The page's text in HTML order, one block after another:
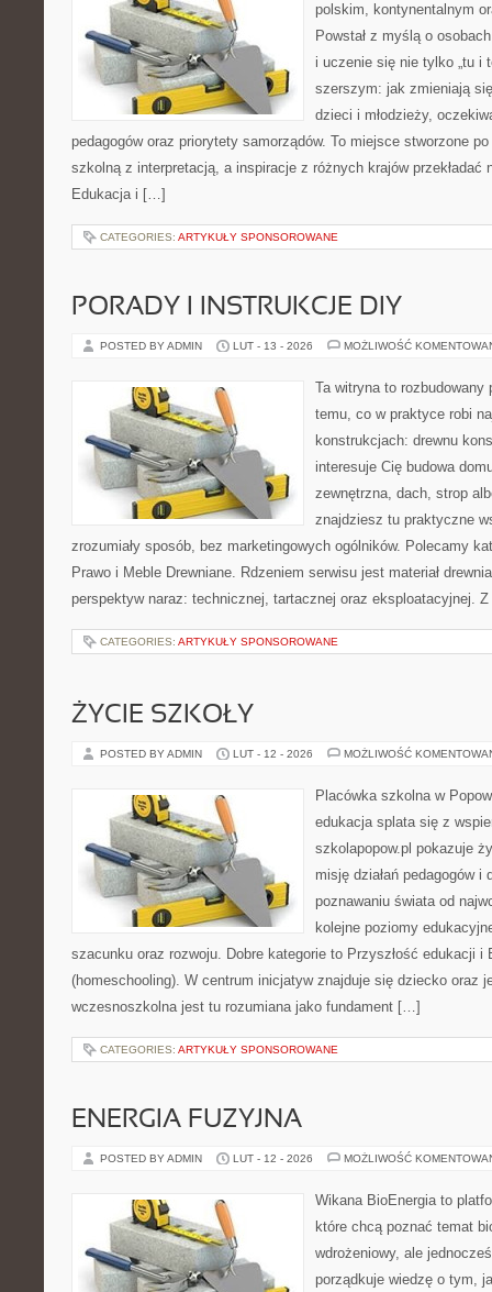
polskim, kontynentalnym
Powstał z myślą o
i uczenie się nie tylko „tu i
szerszym: jak zmieniają
dzieci i młodzieży,
pedagogów oraz priorytety samorządów. To miejsce stworzone
szkolną z interpretacją, a inspiracje z różnych krajów przekładać
Edukacja i […]
CATEGORIES: ARTYKUŁY SPONSOROWANE
PORADY I INSTRUKCJE DIY
POSTED BY ADMIN LUT - 13 - 2026 MOŻLIWOŚĆ
Ta witryna to rozbudowany
temu, co w praktyce robi
konstrukcjach: drewnu
interesuje Cię budowa
zewnętrzna, dach, strop
znajdziesz tu praktyczne
zrozumiały sposób, bez marketingowych ogólników. Polecamy
Prawo i Meble Drewniane. Rdzeniem serwisu jest materiał
perspektyw naraz: technicznej, tartacznej oraz eksploatacyjnej.
CATEGORIES: ARTYKUŁY SPONSOROWANE
ŻYCIE SZKOŁY
POSTED BY ADMIN LUT - 12 - 2026 MOŻLIWOŚĆ
Placówka szkolna w
edukacja splata się z
szkolapopow.pl pokazuje
misję działań pedagogów i
poznawaniu świata od
kolejne poziomy
szacunku oraz rozwoju. Dobre kategorie to Przyszłość edukacji i
(homeschooling). W centrum inicjatyw znajduje się dziecko oraz
wczesnoszkolna jest tu rozumiana jako fundament […]
CATEGORIES: ARTYKUŁY SPONSOROWANE
ENERGIA FUZYJNA
POSTED BY ADMIN LUT - 12 - 2026 MOŻLIWOŚĆ
Wikana BioEnergia to
które chcą poznać temat
wdrożeniowy, ale
porządkuje wiedzę o tym,